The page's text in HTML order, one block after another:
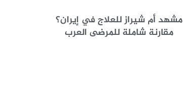
مشهد أم شيراز للعلاج في إيران؟
مقارنة شاملة للمرضى العرب